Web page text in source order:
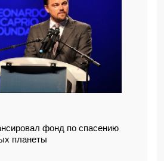
фонд по спасению
планеты